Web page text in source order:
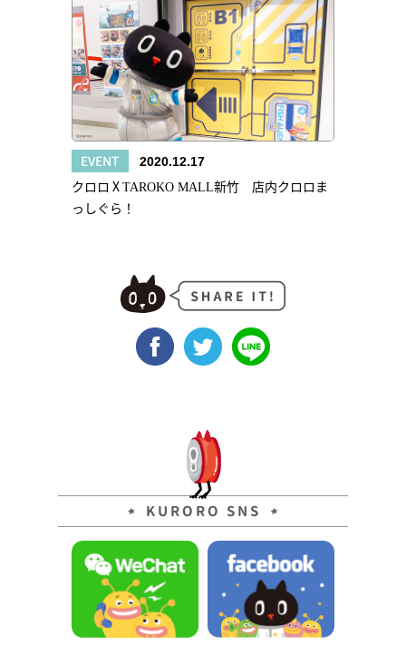
EVENT 2020.12.17
クロロⅩTAROKO MALL新竹 店内クロロま
っしぐら！
KURORO SNS